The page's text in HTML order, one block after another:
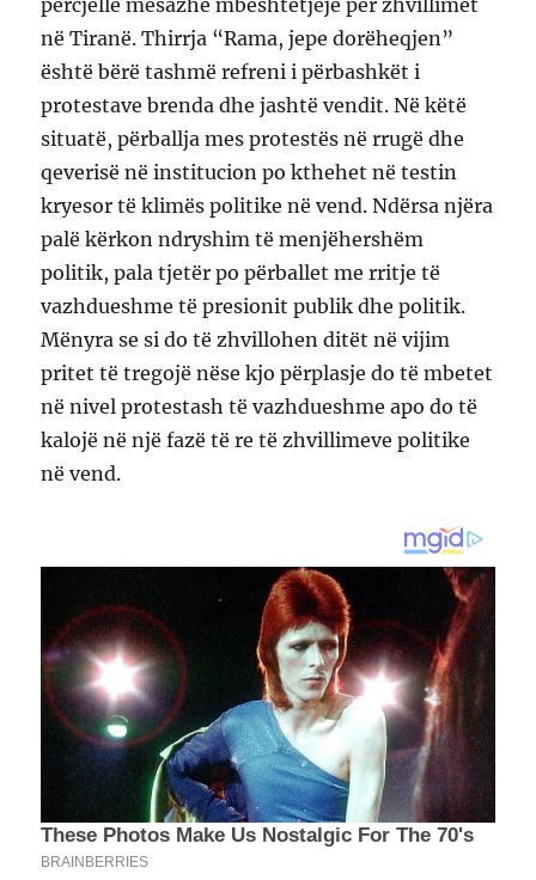
në Tiranë. Thirrja “Rama, jepe dorëheqjen”
është bërë tashmë refreni i përbashkët i
protestave brenda dhe jashtë vendit. Në këtë
situatë, përballja mes protestës në rrugë dhe
qeverisë në institucion po kthehet në testin
kryesor të klimës politike në vend. Ndërsa njëra
palë kërkon ndryshim të menjëhershëm
politik, pala tjetër po përballet me rritje të
vazhdueshme të presionit publik dhe politik.
Mënyra se si do të zhvillohen ditët në vijim
pritet të tregojë nëse kjo përplasje do të mbetet
në nivel protestash të vazhdueshme apo do të
kalojë në një fazë të re të zhvillimeve politike
në vend.